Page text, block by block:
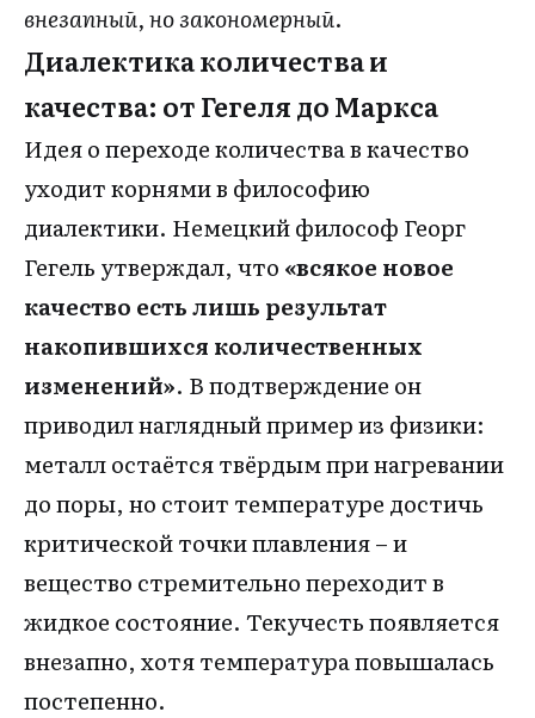
внезапный, но закономерный.
Диалектика количества и
качества: от Гегеля до Маркса
Идея о переходе количества в качество
уходит корнями в философию
диалектики. Немецкий философ Георг
Гегель утверждал, что «всякое новое
качество есть лишь результат
накопившихся количественных
изменений». В подтверждение он
приводил наглядный пример из физики:
металл остаётся твёрдым при нагревании
до поры, но стоит температуре достичь
критической точки плавления – и
вещество стремительно переходит в
жидкое состояние. Текучесть появляется
внезапно, хотя температура повышалась
постепенно.